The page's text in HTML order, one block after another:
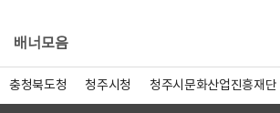
배너모음
충청북도청 청주시청 청주시문화산업진흥재단